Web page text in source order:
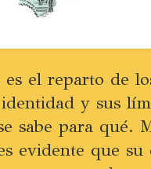
es el reparto de
y sus
sabe para qué.
evidente que